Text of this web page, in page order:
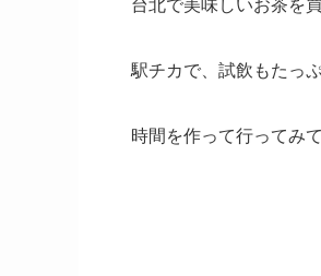
台北で美味しいお茶を
駅チカで、試飲もたっ
時間を作って行ってみ